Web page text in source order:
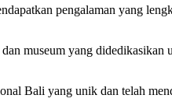
pengalaman yang
museum yang
Bali yang unik dan telah